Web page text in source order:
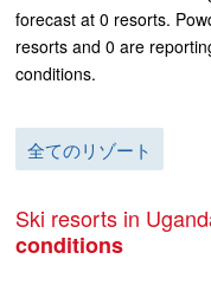
forecast at 0 resorts.
resorts and 0 are
conditions.
全てのリゾート
Ski resorts in
conditions